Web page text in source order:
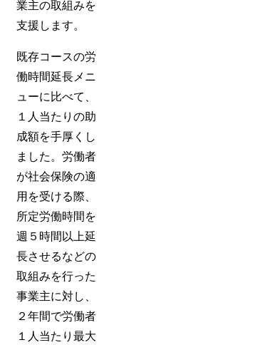
業主の取組みを
支援します。
既存コースの労
働時間延長メニ
ューに比べて、
１人当たりの助
成額を手厚くし
ました。労働者
が社会保険の適
用を受ける際、
所定労働時間を
週５時間以上延
長させるなどの
取組みを行った
事業主に対し、
２年間で労働者
１人当たり最大